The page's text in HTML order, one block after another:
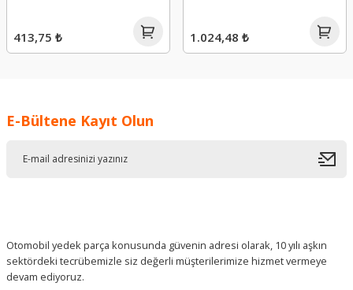
413,75 ₺ 1.024,48 ₺
E-Bültene Kayıt Olun
Otomobil yedek parça konusunda güvenin adresi olarak, 10 yılı aşkın
sektördeki tecrübemizle siz değerli müşterilerimize hizmet vermeye
devam ediyoruz.